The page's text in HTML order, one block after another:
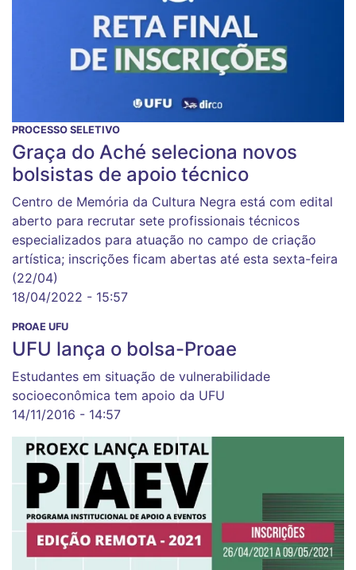
PROCESSO SELETIVO
Graça do Aché seleciona novos
bolsistas de apoio técnico
Centro de Memória da Cultura Negra está com edital
aberto para recrutar sete profissionais técnicos
especializados para atuação no campo de criação
artística; inscrições ficam abertas até esta sexta-feira
(22/04)
18/04/2022 - 15:57
PROAE UFU
UFU lança o bolsa-Proae
Estudantes em situação de vulnerabilidade
socioeconômica tem apoio da UFU
14/11/2016 - 14:57